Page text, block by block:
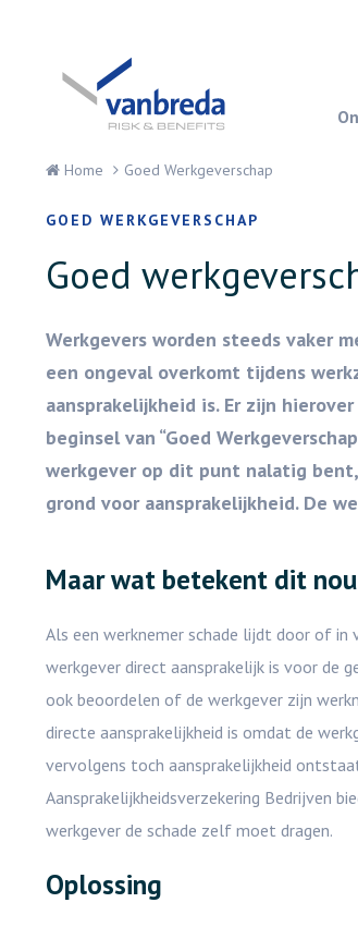
Home Goed Werkgeverschap
GOED WERKGEVERSCHAP
Goed
Werkgevers worden steeds vaker
een ongeval overkomt tijdens
aansprakelijkheid is. Er zijn
beginsel van “Goed
werkgever op dit punt nalatig
grond voor aansprakelijkheid. De
Maar wat betekent dit
Als een werknemer schade lijdt door of
werkgever direct aansprakelijk is voor de
ook beoordelen of de werkgever zijn
directe aansprakelijkheid is omdat de
vervolgens toch aansprakelijkheid
Aansprakelijkheidsverzekering Bedrijven
werkgever de schade zelf moet dragen.
Oplossing